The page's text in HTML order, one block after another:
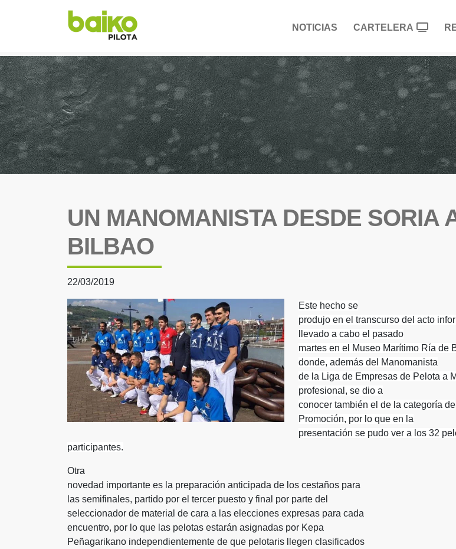
NOTICIAS CARTELERA
UN MANOMANISTA DESDE SORIA
BILBAO
22/03/2019
Este hecho se
produjo en el transcurso del acto
llevado a cabo el pasado
martes en el Museo Marítimo Ría de
donde, además del Manomanista
de la Liga de Empresas de Pelota a
profesional, se dio a
conocer también el de la categoría de
Promoción, por lo que en la
presentación se pudo ver a los 32
participantes.
Otra
novedad importante es la preparación anticipada de los cestaños para
las semifinales, partido por el tercer puesto y final por parte del
seleccionador de material de cara a las elecciones expresas para cada
encuentro, por lo que las pelotas estarán asignadas por Kepa
Peñagarikano independientemente de que pelotaris llegen clasificados